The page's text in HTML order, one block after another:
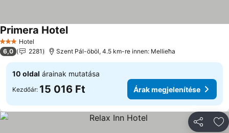
3 Kategória
Hotel
Primera Hotel
6,0 2281 Szent Pál-öböl, 4.5 km-re innen: Mellieħa
10 oldal árainak mutatása
Kezdőár: 15 016 Ft Árak megjelenítése